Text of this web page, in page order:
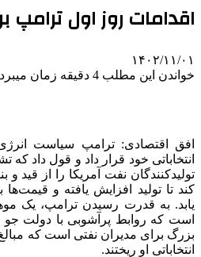
اقدامات روز اول ترامپ
۱۴۰۲/۱۱/۰۱
خواندن این مطلب 4 دقیقه زمان میبرد
افق اقتصادی: ترامپ سیاست
انتخاباتی خود قرار داد و قول داد
تولیدکنندگان نفت آمریکا را از قید
کند تا تولید افزایش یافته و
یابد. به قدرت رسیدن ترامپ، یک
است که روابط پرآشوبی با دولت
بزرگ برای مدیران نفتی است که
انتخاباتی او ریختند.